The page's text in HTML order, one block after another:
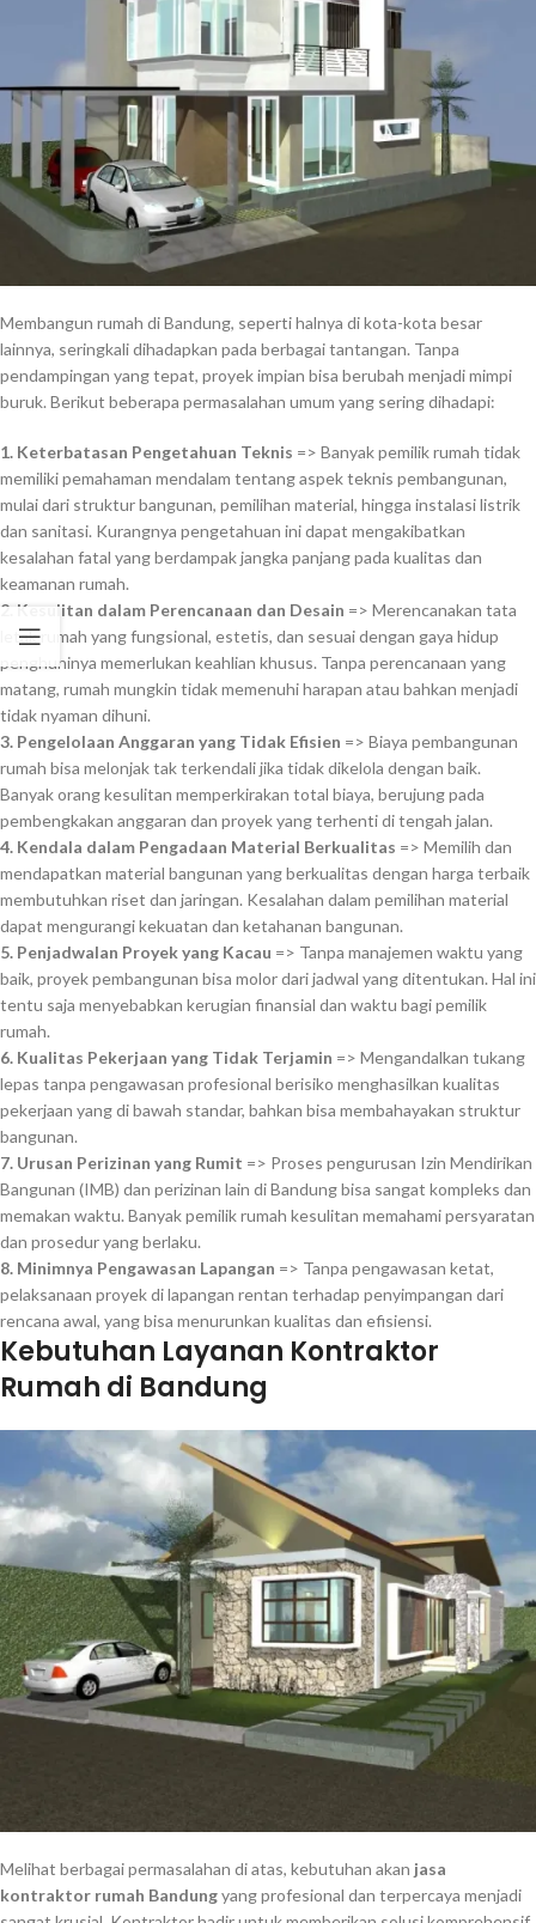
Membangun rumah di Bandung, seperti halnya di kota-kota besar
lainnya, seringkali dihadapkan pada berbagai tantangan. Tanpa
pendampingan yang tepat, proyek impian bisa berubah menjadi mimpi
buruk. Berikut beberapa permasalahan umum yang sering dihadapi:
1. Keterbatasan Pengetahuan Teknis => Banyak pemilik rumah tidak
memiliki pemahaman mendalam tentang aspek teknis pembangunan,
mulai dari struktur bangunan, pemilihan material, hingga instalasi listrik
dan sanitasi. Kurangnya pengetahuan ini dapat mengakibatkan
kesalahan fatal yang berdampak jangka panjang pada kualitas dan
keamanan rumah.
2. Kesulitan dalam Perencanaan dan Desain => Merencanakan tata
letak rumah yang fungsional, estetis, dan sesuai dengan gaya hidup
penghuninya memerlukan keahlian khusus. Tanpa perencanaan yang
matang, rumah mungkin tidak memenuhi harapan atau bahkan menjadi
tidak nyaman dihuni.
3. Pengelolaan Anggaran yang Tidak Efisien => Biaya pembangunan
rumah bisa melonjak tak terkendali jika tidak dikelola dengan baik.
Banyak orang kesulitan memperkirakan total biaya, berujung pada
pembengkakan anggaran dan proyek yang terhenti di tengah jalan.
4. Kendala dalam Pengadaan Material Berkualitas => Memilih dan
mendapatkan material bangunan yang berkualitas dengan harga terbaik
membutuhkan riset dan jaringan. Kesalahan dalam pemilihan material
dapat mengurangi kekuatan dan ketahanan bangunan.
5. Penjadwalan Proyek yang Kacau => Tanpa manajemen waktu yang
baik, proyek pembangunan bisa molor dari jadwal yang ditentukan. Hal ini
tentu saja menyebabkan kerugian finansial dan waktu bagi pemilik
rumah.
6. Kualitas Pekerjaan yang Tidak Terjamin => Mengandalkan tukang
lepas tanpa pengawasan profesional berisiko menghasilkan kualitas
pekerjaan yang di bawah standar, bahkan bisa membahayakan struktur
bangunan.
7. Urusan Perizinan yang Rumit => Proses pengurusan Izin Mendirikan
Bangunan (IMB) dan perizinan lain di Bandung bisa sangat kompleks dan
memakan waktu. Banyak pemilik rumah kesulitan memahami persyaratan
dan prosedur yang berlaku.
8. Minimnya Pengawasan Lapangan => Tanpa pengawasan ketat,
pelaksanaan proyek di lapangan rentan terhadap penyimpangan dari
rencana awal, yang bisa menurunkan kualitas dan efisiensi.
Kebutuhan Layanan Kontraktor
Rumah di Bandung
Melihat berbagai permasalahan di atas, kebutuhan akan jasa
kontraktor rumah Bandungyang profesional dan terpercaya menjadi